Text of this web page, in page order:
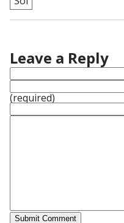
Leave a Reply
(required)